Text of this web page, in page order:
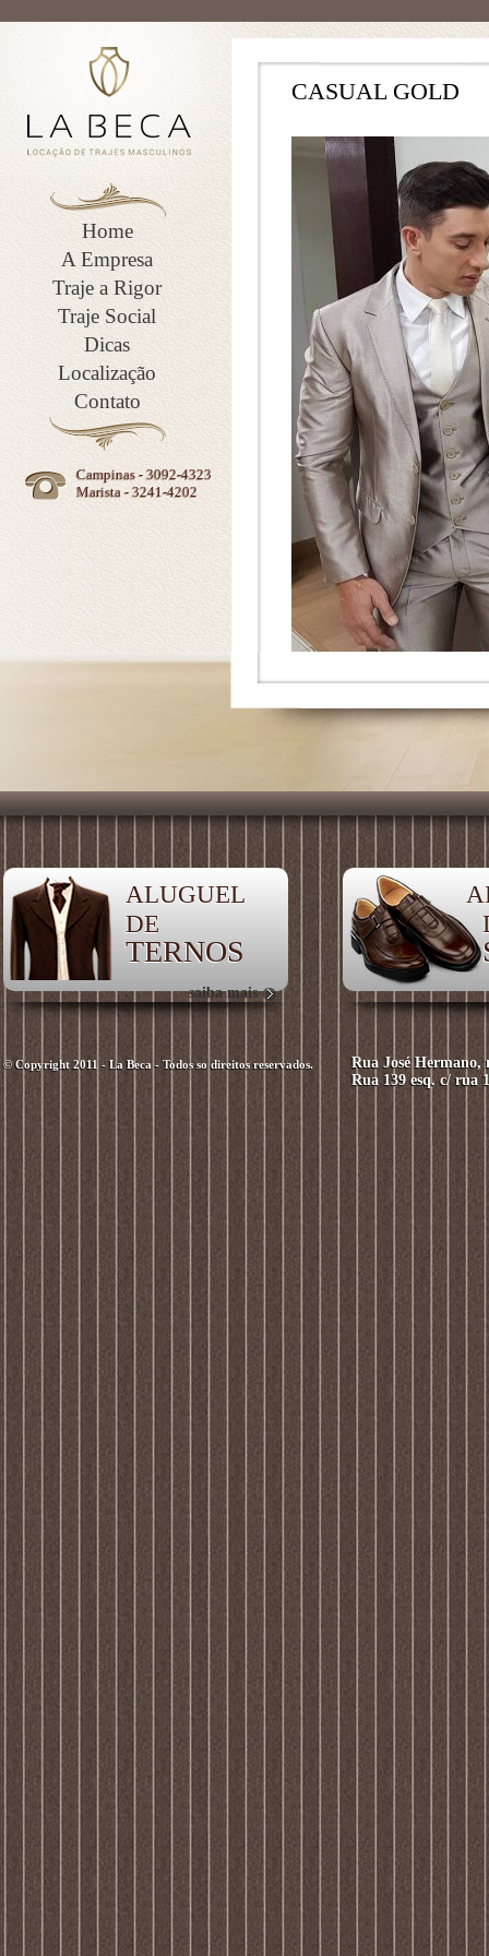
Home
A Empresa
Traje a Rigor
Traje Social
Dicas
Localização
Contato
Campinas - 3092-4323
Marista - 3241-4202
CASUAL GOLD
ALUGUEL
DE
TERNOS
saiba mais
© Copyright 2011 - La Beca - Todos so direitos reservados.
Rua José Hermano,
Rua 139 esq. c/ rua